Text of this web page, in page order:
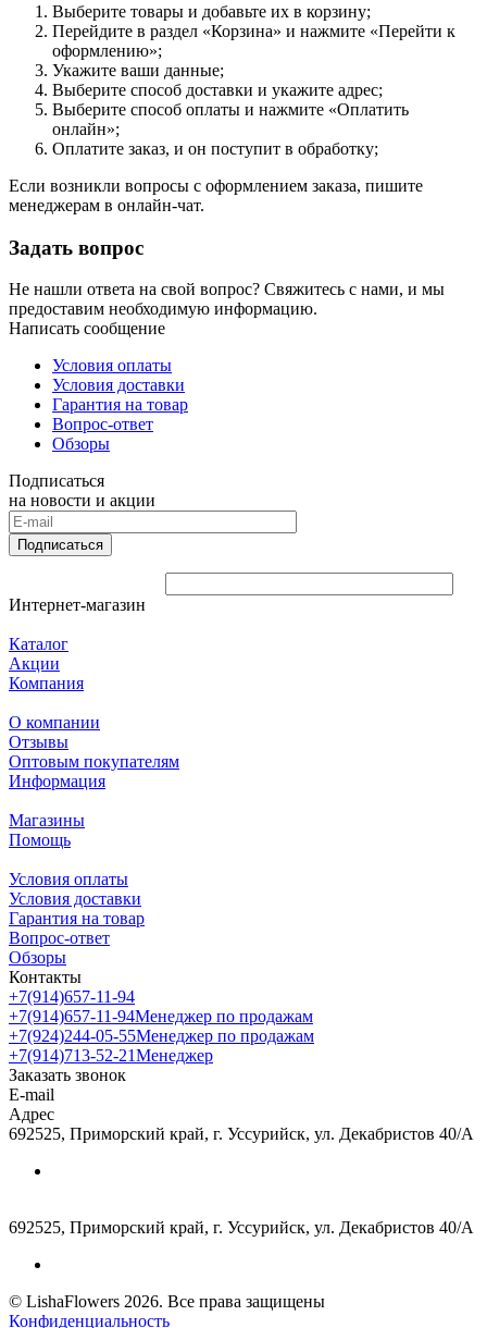
Выберите товары и добавьте их в корзину;
Перейдите в раздел «Корзина» и нажмите «Перейти к
оформлению»;
Укажите ваши данные;
Выберите способ доставки и укажите адрес;
Выберите способ оплаты и нажмите «Оплатить
онлайн»;
Оплатите заказ, и он поступит в обработку;
Если возникли вопросы с оформлением заказа, пишите
менеджерам в онлайн-чат.
Задать вопрос
Не нашли ответа на свой вопрос? Свяжитесь с нами, и мы
предоставим необходимую информацию.
Написать сообщение
Условия оплаты
Условия доставки
Гарантия на товар
Вопрос-ответ
Обзоры
Подписаться
на новости и акции
Подписаться
Интернет-магазин
Каталог
Акции
Компания
О компании
Отзывы
Оптовым покупателям
Информация
Магазины
Помощь
Условия оплаты
Условия доставки
Гарантия на товар
Вопрос-ответ
Обзоры
Контакты
+7(914)657-11-94
+7(914)657-11-94Менеджер по продажам
+7(924)244-05-55Менеджер по продажам
+7(914)713-52-21Менеджер
Заказать звонок
E-mail
Адрес
692525, Приморский край, г. Уссурийск, ул. Декабристов 40/А
692525, Приморский край, г. Уссурийск, ул. Декабристов 40/А
© LishaFlowers 2026. Все права защищены
Конфиденциальность